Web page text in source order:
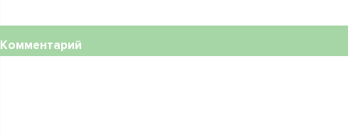
Комментарий